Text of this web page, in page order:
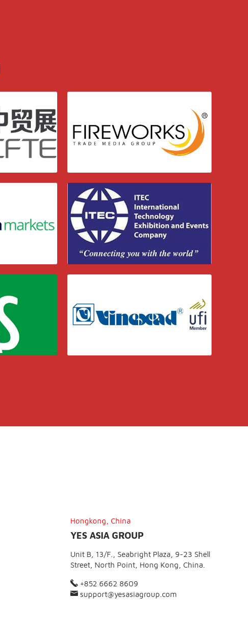
Hongkong, China
YES ASIA GROUP
Unit B, 13/F., Seabright Plaza, 9-23 Shell
Street, North Point, Hong Kong, China.
+852 6662 8609
support@yesasiagroup.com